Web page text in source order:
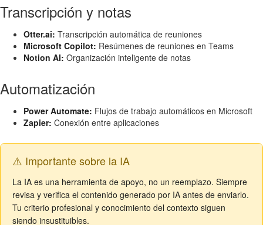
Transcripción y notas
Otter.ai: Transcripción automática de reuniones
Microsoft Copilot: Resúmenes de reuniones en Teams
Notion AI: Organización inteligente de notas
Automatización
Power Automate: Flujos de trabajo automáticos en Microsoft
Zapier: Conexión entre aplicaciones
⚠️ Importante sobre la IA
La IA es una herramienta de apoyo, no un reemplazo. Siempre
revisa y verifica el contenido generado por IA antes de enviarlo.
Tu criterio profesional y conocimiento del contexto siguen
siendo insustituibles.